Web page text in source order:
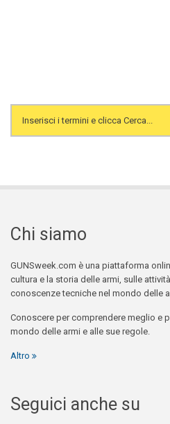
Search form
Chi siamo
GUNSweek.com è una piattaforma
cultura e la storia delle armi, sulle
conoscenze tecniche nel mondo delle
Conoscere per comprendere meglio e
mondo delle armi e alle sue regole.
Altro
Seguici anche su